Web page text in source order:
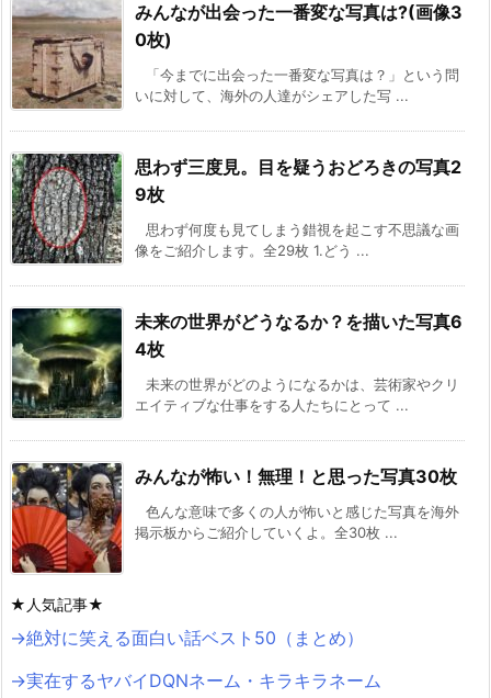
みんなが出会った一番変な写真は?(画像3
0枚)
「今までに出会った一番変な写真は？」という問
いに対して、海外の人達がシェアした写 ...
思わず三度見。目を疑うおどろきの写真2
9枚
思わず何度も見てしまう錯視を起こす不思議な画
像をご紹介します。全29枚 1.どう ...
未来の世界がどうなるか？を描いた写真6
4枚
未来の世界がどのようになるかは、芸術家やクリ
エイティブな仕事をする人たちにとって ...
みんなが怖い！無理！と思った写真30枚
色んな意味で多くの人が怖いと感じた写真を海外
掲示板からご紹介していくよ。全30枚 ...
★人気記事★
→絶対に笑える面白い話ベスト50（まとめ）
→実在するヤバイDQNネーム・キラキラネーム